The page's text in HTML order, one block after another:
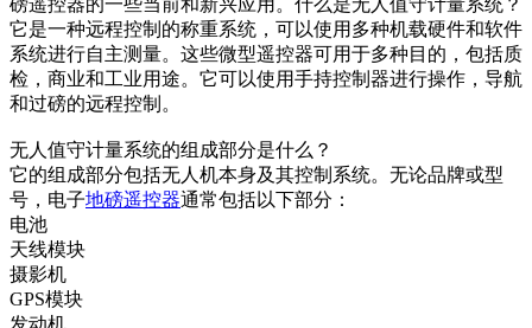
它是一种远程控制的称重系统，可以使用多种机载硬件和软件
系统进行自主测量。这些微型遥控器可用于多种目的，包括质
检，商业和工业用途。它可以使用手持控制器进行操作，导航
和过磅的远程控制。
无人值守计量系统的组成部分是什么？
它的组成部分包括无人机本身及其控制系统。无论品牌或型
号，电子地磅遥控器通常包括以下部分：
电池
天线模块
摄影机
GPS模块
发动机